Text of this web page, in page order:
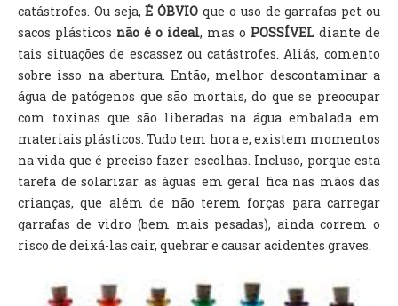
catástrofes. Ou seja,É ÓBVIO que o uso de garrafas pet ou
sacos plásticos não é o ideal, mas o POSSÍVEL diante de
tais situações de escassez ou catástrofes. Aliás, comento
sobre isso na abertura. Então, melhor descontaminar a
água de patógenos que são mortais, do que se preocupar
com toxinas que são liberadas na água embalada em
materiais plásticos. Tudo tem hora e, existem momentos
na vida que é preciso fazer escolhas. Incluso, porque esta
tarefa de solarizar as águas em geral fica nas mãos das
crianças, que além de não terem forças para carregar
garrafas de vidro (bem mais pesadas), ainda correm o
risco de deixá-las cair, quebrar e causar acidentes graves.